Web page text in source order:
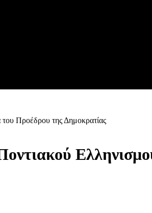
Προέδρου της Δημοκρατίας